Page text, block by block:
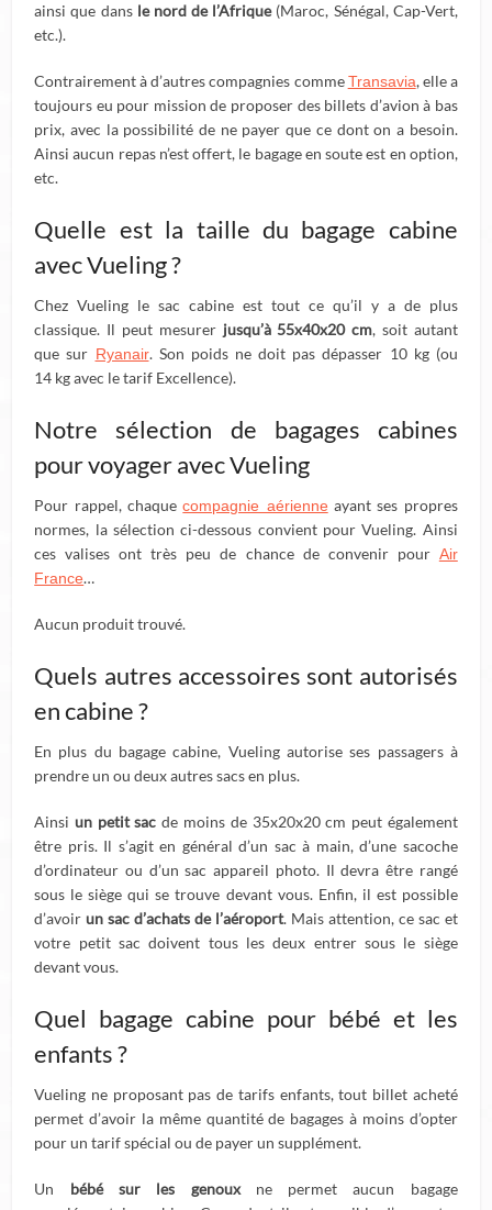
ainsi que dans le nord de l’Afrique(Maroc, Sénégal, Cap-Vert,
etc.).
Contrairement à d’autres compagnies commeTransavia, elle a
toujours eu pour mission de proposer des billets d’avion à bas
prix, avec la possibilité de ne payer que ce dont on a besoin.
Ainsi aucun repas n’est offert, le bagage en soute est en option,
etc.
Quelle est la taille du bagage cabine
avec Vueling ?
Chez Vueling le sac cabine est tout ce qu’il y a de plus
classique. Il peut mesurer jusqu’à 55x40x20 cm, soit autant
que sur Ryanair. Son poids ne doit pas dépasser 10 kg (ou
14 kg avec le tarif Excellence).
Notre sélection de bagages cabines
pour voyager avec Vueling
Pour rappel, chaquecompagnie aérienneayant ses propres
normes, la sélection ci-dessous convient pour Vueling. Ainsi
ces valises ont très peu de chance de convenir pour Air
France…
Aucun produit trouvé.
Quels autres accessoires sont autorisés
en cabine ?
En plus du bagage cabine, Vueling autorise ses passagers à
prendre un ou deux autres sacs en plus.
Ainsi un petit sac de moins de 35x20x20 cm peut également
être pris. Il s’agit en général d’un sac à main, d’une sacoche
d’ordinateur ou d’un sac appareil photo. Il devra être rangé
sous le siège qui se trouve devant vous. Enfin, il est possible
d’avoirun sac d’achats de l’aéroport. Mais attention, ce sac et
votre petit sac doivent tous les deux entrer sous le siège
devant vous.
Quel bagage cabine pour bébé et les
enfants ?
Vueling ne proposant pas de tarifs enfants, tout billet acheté
permet d’avoir la même quantité de bagages à moins d’opter
pour un tarif spécial ou de payer un supplément.
Un bébé sur les genouxne permet aucun bagage